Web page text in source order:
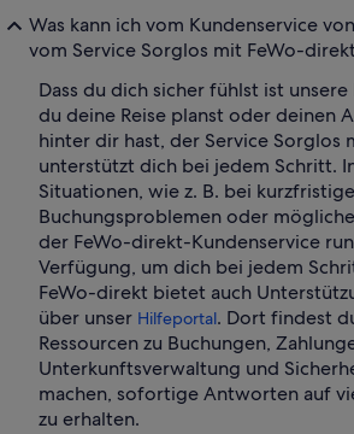
Was kann ich vom Kundenservice
vom Service Sorglos mit FeWo-
Dass du dich sicher fühlst ist
du deine Reise planst oder deinen
hinter dir hast, der Service Sorglos
unterstützt dich bei jedem Schritt.
Situationen, wie z. B. bei
Buchungsproblemen oder
der FeWo-direkt-Kundenservice
Verfügung, um dich bei jedem
FeWo-direkt bietet auch
über unser Hilfeportal. Dort findest
Ressourcen zu Buchungen,
Unterkunftsverwaltung und
machen, sofortige Antworten auf
zu erhalten.